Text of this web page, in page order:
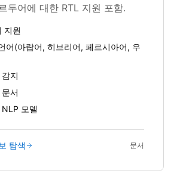
두어에 대한 RTL 지원 포함.
지원
어(아랍어, 히브리어, 페르시아어, 우
지
서
모델
탐색 문서